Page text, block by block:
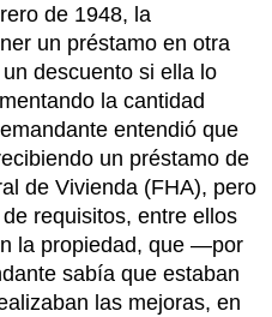
de 1948, la
un préstamo en otra
descuento si ella lo
la cantidad
entendió que
un préstamo de
de Vivienda (FHA), pero
requisitos, entre ellos
la propiedad, que —por
sabía que estaban
las mejoras, en